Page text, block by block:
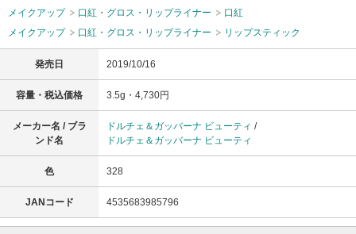
メイクアップ
口紅・グロス・リップライナー
口紅
メイクアップ
口紅・グロス・リップライナー リップスティック
発売日 2019/10/16
容量・税込価格 3.5g・4,730円
メーカー名 / ブラ
ンド名
ドルチェ＆ガッバーナ ビューティ /
ドルチェ＆ガッバーナ ビューティ
色 328
JANコード 4535683985796